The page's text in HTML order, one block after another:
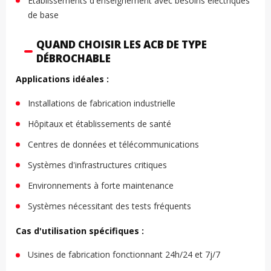
de base
QUAND CHOISIR LES ACB DE TYPE
DÉBROCHABLE
Applications idéales :
Installations de fabrication industrielle
Hôpitaux et établissements de santé
Centres de données et télécommunications
Systèmes d'infrastructures critiques
Environnements à forte maintenance
Systèmes nécessitant des tests fréquents
Cas d'utilisation spécifiques :
Usines de fabrication fonctionnant 24h/24 et 7j/7